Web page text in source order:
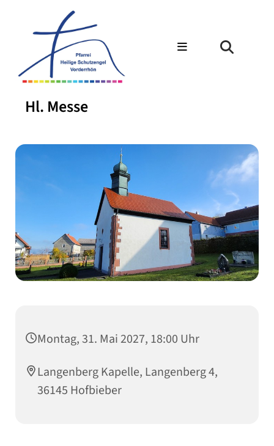
Hl. Messe
Montag, 31. Mai 2027, 18:00 Uhr
Langenberg Kapelle, Langenberg 4,
36145 Hofbieber